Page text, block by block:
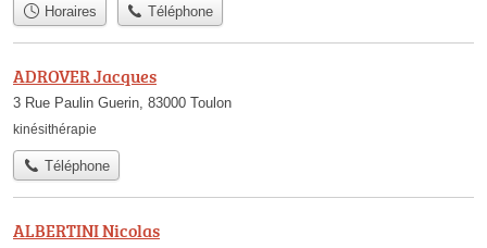
Horaires Téléphone
ADROVER Jacques
3 Rue Paulin Guerin, 83000 Toulon
kinésithérapie
Téléphone
ALBERTINI Nicolas